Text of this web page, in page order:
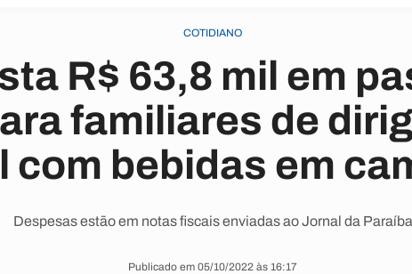
COTIDIANO
R$ 63,8 mil em
familiares de
com bebidas em
Despesas estão em notas fiscais enviadas ao Jornal da Paraíba
Publicado em 05/10/2022 às 16:17